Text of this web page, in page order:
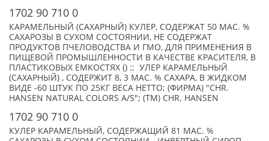
1702 90 710 0
КАРАМЕЛЬНЫЙ (САХАРНЫЙ) КУЛЕР, СОДЕРЖАТ 50 МАС. %
САХАРОЗЫ В СУХОМ СОСТОЯНИИ, НЕ СОДЕРЖАТ
ПРОДУКТОВ ПЧЕЛОВОДСТВА И ГМО, ДЛЯ ПРИМЕНЕНИЯ В
ПИЩЕВОЙ ПРОМЫШЛЕННОСТИ В КАЧЕСТВЕ КРАСИТЕЛЯ, В
ПЛАСТИКОВЫХ ЕМКОСТЯХ () :; УЛЕР КАРАМЕЛЬНЫЙ
(САХАРНЫЙ) , СОДЕРЖИТ 8, 3 МАС. % САХАРА, В ЖИДКОМ
ВИДЕ -60 ШТУК ПО 25КГ ВЕСА НЕТТО; (ФИРМА) "CHR.
HANSEN NATURAL COLORS A/S"; (TM) CHR. HANSEN
1702 90 710 0
КУЛЕР КАРАМЕЛЬНЫЙ, СОДЕРЖАЩИЙ 81 МАС. %